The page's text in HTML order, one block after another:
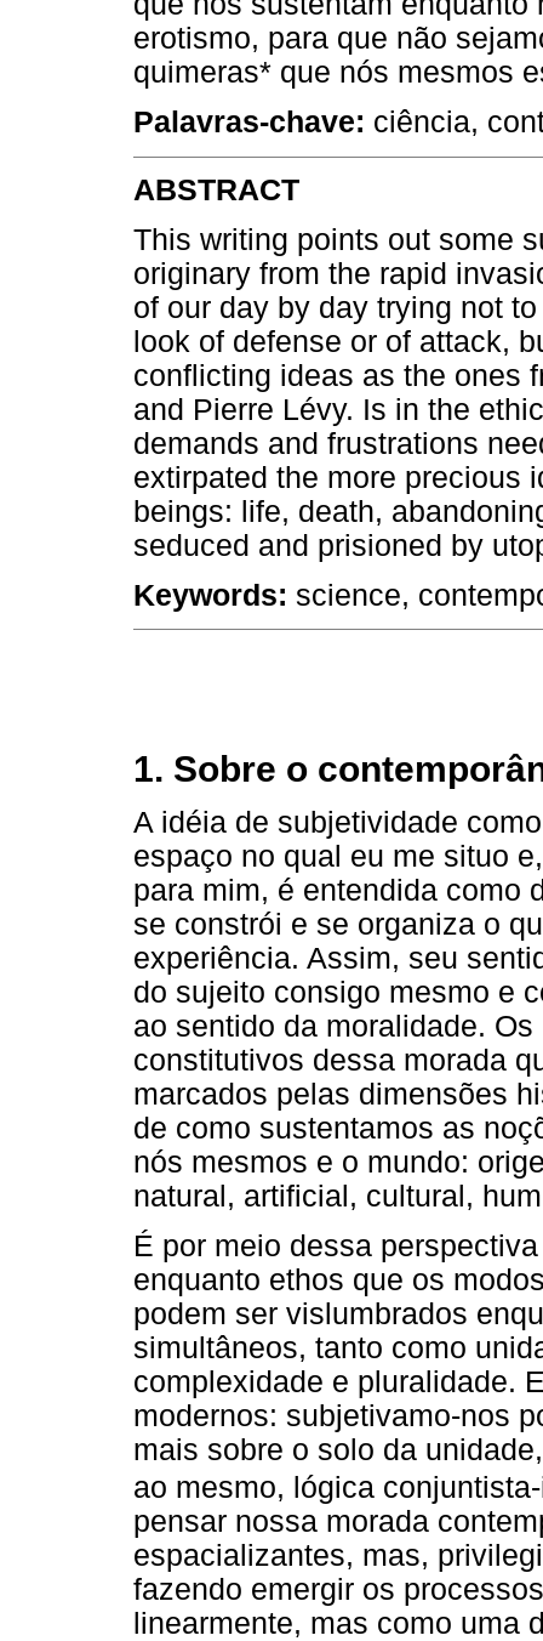
erotismo, para que não
quimeras* que nós mesmos
Palavras-chave: ciência,
ABSTRACT
This writing points out some
originary from the rapid
of our day by day trying not
look of defense or of attack,
conflicting ideas as the ones
and Pierre Lévy. Is in the
demands and frustrations
extirpated the more precious
beings: life, death,
seduced and prisioned by
Keywords: science,
1. Sobre o
A idéia de subjetividade
espaço no qual eu me situo
para mim, é entendida como
se constrói e se organiza o
experiência. Assim, seu
do sujeito consigo mesmo e
ao sentido da moralidade.
constitutivos dessa morada
marcados pelas dimensões
de como sustentamos as
nós mesmos e o mundo:
natural, artificial, cultural,
É por meio dessa
enquanto ethos que os
podem ser vislumbrados
simultâneos, tanto como
complexidade e pluralidade.
modernos: subjetivamo-nos
mais sobre o solo da
ao mesmo, lógica
pensar nossa morada
espacializantes, mas,
fazendo emergir os
linearmente, mas como uma